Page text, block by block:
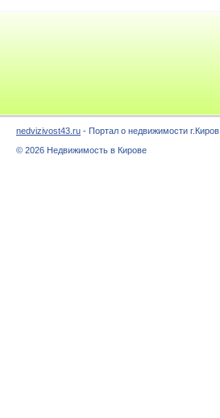
nedvizivost43.ru - Портал о недвижимости г.Киров
© 2026 Недвижимость в Кирове